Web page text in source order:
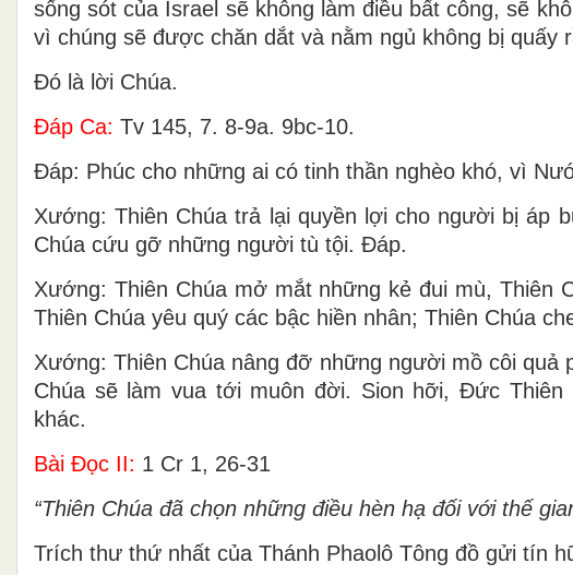
sống sót của Israel sẽ không làm điều bất công, sẽ
vì chúng sẽ được chăn dắt và nằm ngủ không bị quấy
Ðó là lời Chúa.
Ðáp Ca: Tv 145, 7. 8-9a. 9bc-10.
Ðáp: Phúc cho những ai có tinh thần nghèo khó, vì
Xướng: Thiên Chúa trả lại quyền lợi cho người bị áp
Chúa cứu gỡ những người tù tội. Ðáp.
Xướng: Thiên Chúa mở mắt những kẻ đui mù, Thiên
Thiên Chúa yêu quý các bậc hiền nhân; Thiên Chúa
Xướng: Thiên Chúa nâng đỡ những người mồ côi
Chúa sẽ làm vua tới muôn đời. Sion hỡi, Ðức
khác.
Bài Ðọc II: 1 Cr 1, 26-31
“Thiên Chúa đã chọn những điều hèn hạ đối với thế
Trích thư thứ nhất của Thánh Phaolô Tông đồ gửi tín